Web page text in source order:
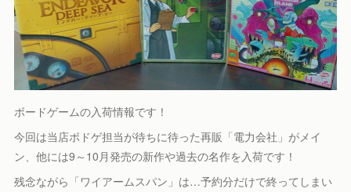
ボードゲームの入荷情報です！
今回は当店ボドゲ担当が待ちに待った再販「電力会社」がメイ
ン、他には9～10月発売の新作や過去の名作を入荷です！
残念ながら「ワイアームスパン」は…予約分だけで終ってしまい